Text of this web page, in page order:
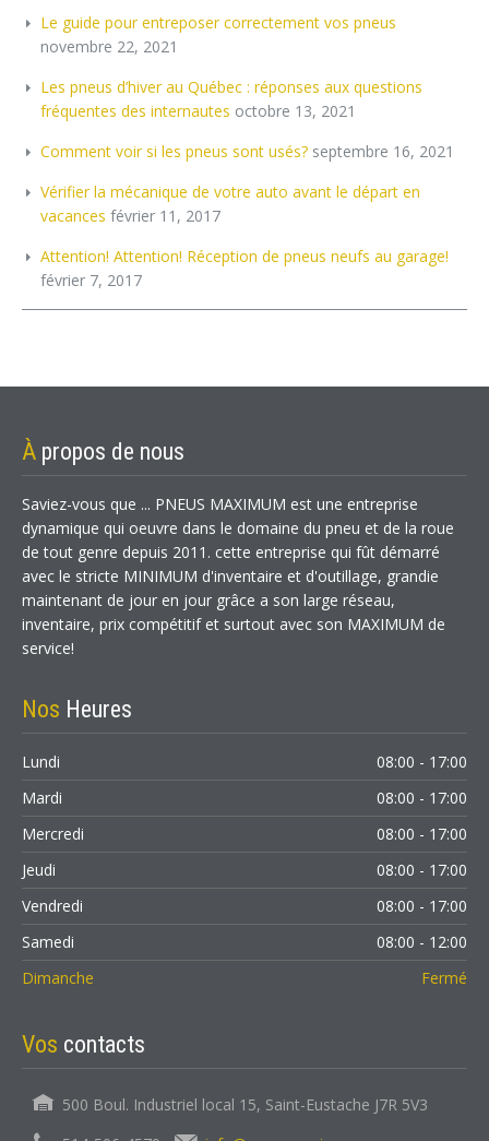
Le guide pour entreposer correctement vos pneus
novembre 22, 2021
Les pneus d’hiver au Québec : réponses aux questions
fréquentes des internautes octobre 13, 2021
Comment voir si les pneus sont usés? septembre 16, 2021
Vérifier la mécanique de votre auto avant le départ en
vacances février 11, 2017
Attention! Attention! Réception de pneus neufs au garage!
février 7, 2017
À propos de nous
Saviez-vous que ... PNEUS MAXIMUM est une entreprise
dynamique qui oeuvre dans le domaine du pneu et de la roue
de tout genre depuis 2011. cette entreprise qui fût démarré
avec le stricte MINIMUM d'inventaire et d'outillage, grandie
maintenant de jour en jour grâce a son large réseau,
inventaire, prix compétitif et surtout avec son MAXIMUM de
service!
Nos Heures
Lundi
08:00 - 17:00
Mardi
08:00 - 17:00
Mercredi
08:00 - 17:00
Jeudi
08:00 - 17:00
Vendredi
08:00 - 17:00
Samedi
08:00 - 12:00
Dimanche
Fermé
Vos contacts
500 Boul. Industriel local 15, Saint-Eustache J7R 5V3